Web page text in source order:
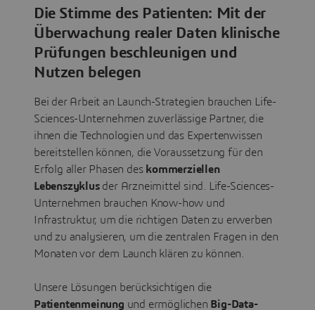
Die Stimme des Patienten: Mit der
Überwachung realer Daten klinische
Prüfungen beschleunigen und
Nutzen belegen
Bei der Arbeit an Launch-Strategien brauchen Life-
Sciences-Unternehmen zuverlässige Partner, die
ihnen die Technologien und das Expertenwissen
bereitstellen können, die Voraussetzung für den
Erfolg aller Phasen des kommerziellen
Lebenszyklusder Arzneimittel sind. Life-Sciences-
Unternehmen brauchen Know-how und
Infrastruktur, um die richtigen Daten zu erwerben
und zu analysieren, um die zentralen Fragen in den
Monaten vor dem Launch klären zu können.
Unsere Lösungen berücksichtigen die
Patientenmeinung und ermöglichen Big-Data-